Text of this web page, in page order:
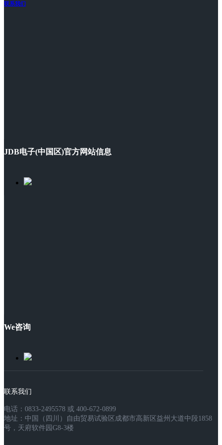
联系我们
JDB电子(中国区)官方网站信息
We咨询
联系我们
电话：0833-2495578 或 400-672-0899
地址：中国（四川）自由贸易试验区成都市高新区益州大道中段1858
号，天府软件园G8-3楼